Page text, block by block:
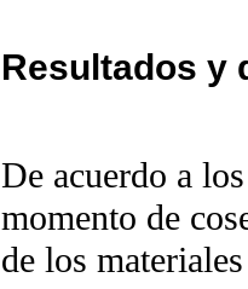
Resultados y
De acuerdo a
momento de
de los